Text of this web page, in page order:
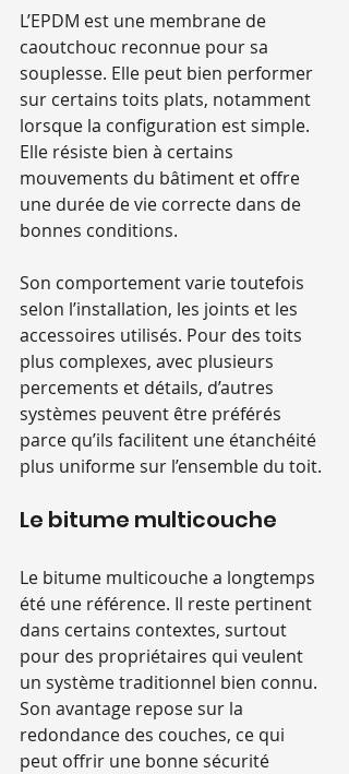
L’EPDM est une membrane de
caoutchouc reconnue pour sa
souplesse. Elle peut bien performer
sur certains toits plats, notamment
lorsque la configuration est simple.
Elle résiste bien à certains
mouvements du bâtiment et offre
une durée de vie correcte dans de
bonnes conditions.
Son comportement varie toutefois
selon l’installation, les joints et les
accessoires utilisés. Pour des toits
plus complexes, avec plusieurs
percements et détails, d’autres
systèmes peuvent être préférés
parce qu’ils facilitent une étanchéité
plus uniforme sur l’ensemble du toit.
Le bitume multicouche
Le bitume multicouche a longtemps
été une référence. Il reste pertinent
dans certains contextes, surtout
pour des propriétaires qui veulent
un système traditionnel bien connu.
Son avantage repose sur la
redondance des couches, ce qui
peut offrir une bonne sécurité